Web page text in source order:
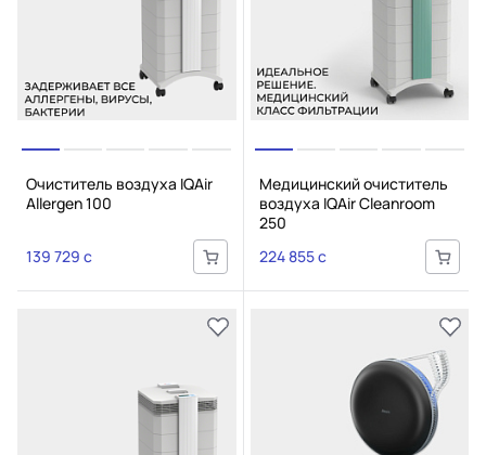
Очиститель воздуха IQAir
Allergen 100
139 729 c
Медицинский очиститель
воздуха IQAir Cleanroom
250
224 855 c